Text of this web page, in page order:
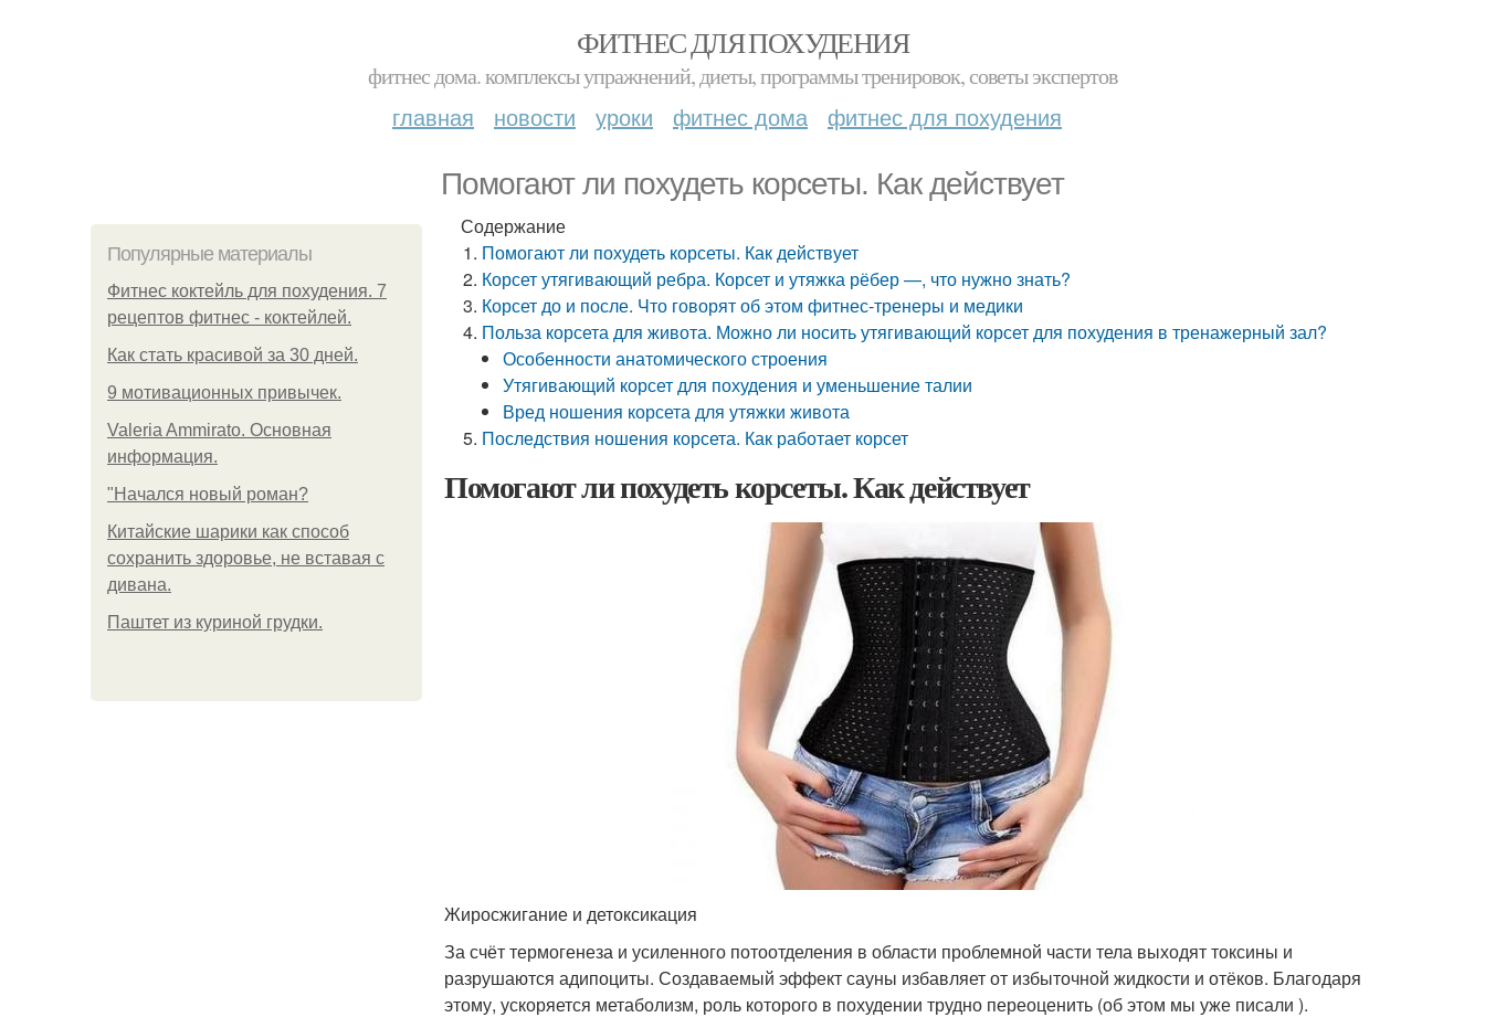
ФИТНЕС ДЛЯ ПОХУДЕНИЯ
фитнес дома. комплексы упражнений, диеты, программы тренировок, советы экспертов
главная новости уроки фитнес дома фитнес для похудения
Помогают ли похудеть корсеты. Как действует
Популярные материалы
Фитнес коктейль для похудения. 7
рецептов фитнес - коктейлей.
Как стать красивой за 30 дней.
9 мотивационных привычек.
Valeria Ammirato. Основная
информация.
"Начался новый роман?
Китайские шарики как способ
сохранить здоровье, не вставая с
дивана.
Паштет из куриной грудки.
Содержание
Помогают ли похудеть корсеты. Как действует
Корсет утягивающий ребра. Корсет и утяжка рёбер —, что нужно знать?
Корсет до и после. Что говорят об этом фитнес-тренеры и медики
Польза корсета для живота. Можно ли носить утягивающий корсет для похудения в тренажерный зал?
Особенности анатомического строения
Утягивающий корсет для похудения и уменьшение талии
Вред ношения корсета для утяжки живота
Последствия ношения корсета. Как работает корсет
Помогают ли похудеть корсеты. Как действует
Жиросжигание и детоксикация
За счёт термогенеза и усиленного потоотделения в области проблемной части тела выходят токсины и
разрушаются адипоциты. Создаваемый эффект сауны избавляет от избыточной жидкости и отёков. Благодаря
этому, ускоряется метаболизм, роль которого в похудении трудно переоценить (об этом мы уже писали ).